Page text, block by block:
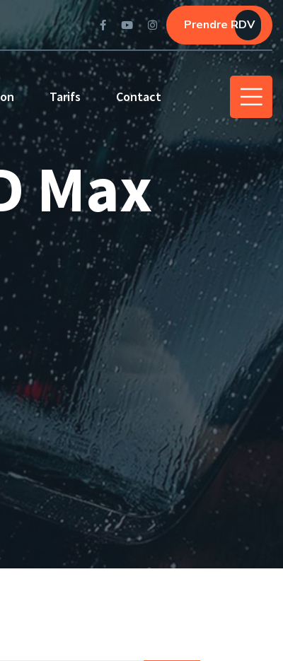
Prendre RDV
Tarifs Contact
Max